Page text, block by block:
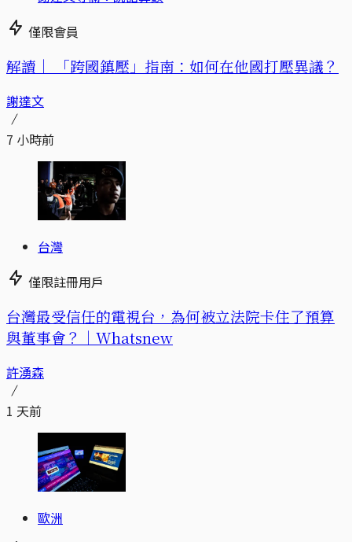
僅限會員
解讀｜ 「跨國鎮壓」指南：如何在他國打壓異議？
謝達文
7 小時前
台灣
僅限註冊用戶
台灣最受信任的電視台，為何被立法院卡住了預算
與董事會？｜Whatsnew
許湧森
1 天前
歐洲